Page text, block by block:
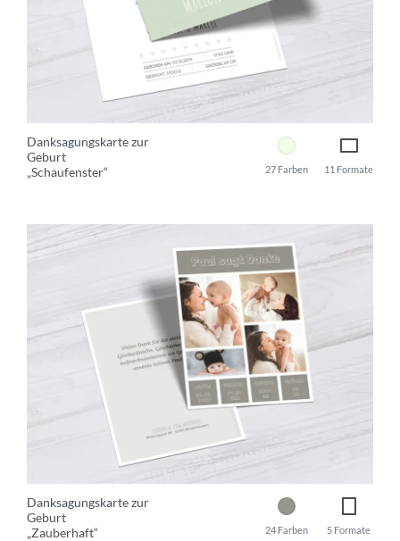
Danksagungskarte zur
Geburt
„Schaufenster“
11 Formate
27 Farben
Danksagungskarte zur
Geburt
„Zauberhaft“
5 Formate
24 Farben